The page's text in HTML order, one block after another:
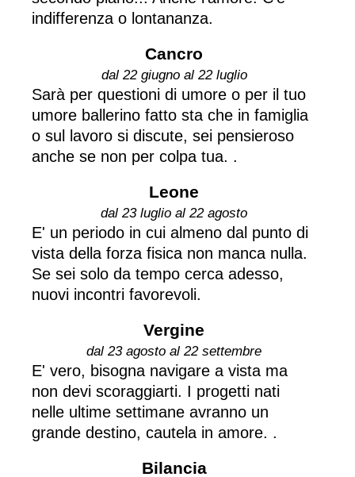
indifferenza o lontananza.
Cancro
dal 22 giugno al 22 luglio
Sarà per questioni di umore o per il tuo
umore ballerino fatto sta che in famiglia
o sul lavoro si discute, sei pensieroso
anche se non per colpa tua. .
Leone
dal 23 luglio al 22 agosto
E' un periodo in cui almeno dal punto di
vista della forza fisica non manca nulla.
Se sei solo da tempo cerca adesso,
nuovi incontri favorevoli.
Vergine
dal 23 agosto al 22 settembre
E' vero, bisogna navigare a vista ma
non devi scoraggiarti. I progetti nati
nelle ultime settimane avranno un
grande destino, cautela in amore. .
Bilancia